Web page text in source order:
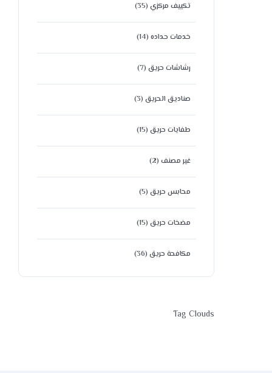
تكييف مركزي (35)
خدمات حداده (14)
رشاشات حريق (7)
صناديق الحريق (3)
طفايات حريق (15)
غير مصنف (2)
محابس حريق (5)
مضخات حريق (15)
مكافحة حريق (36)
Tag Clouds